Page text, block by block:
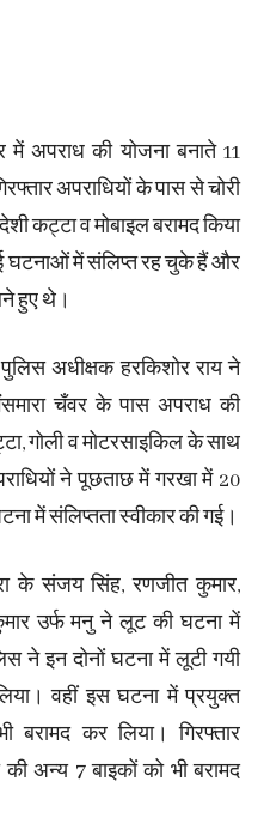
में अपराध की योजना बनाते 11
अपराधियों के पास से चोरी
कट्टा व मोबाइल बरामद किया
घटनाओं में संलिप्त रह चुके हैं और
हुए थे।
अधीक्षक हरकिशोर राय ने
चँवर के पास अपराध की
गोली व मोटरसाइकिल के साथ
ने पूछताछ में गरखा में 20
में संलिप्तता स्वीकार की गई।
के संजय सिंह, रणजीत कुमार,
उर्फ मनु ने लूट की घटना में
ने इन दोनों घटना में लूटी गयी
वहीं इस घटना में प्रयुक्त
बरामद कर लिया। गिरफ्तार
की अन्य 7 बाइकों को भी बरामद